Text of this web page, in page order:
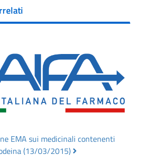
EMA sui medicinali contenenti
(13/03/2015)